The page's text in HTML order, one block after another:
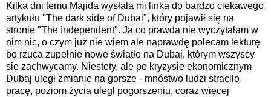
Kilka dni temu Majida wysłała mi linka do bardzo ciekawego
artykułu "The dark side of Dubai", który pojawił się na
stronie "The Independent". Ja co prawda nie wyczytałam w
nim nic, o czym już nie wiem ale naprawdę polecam lekturę
bo rzuca zupełnie nowe światło na Dubaj, którym wszyscy
się zachwycamy. Niestety, ale po kryzysie ekonomicznym
Dubaj uległ zmianie na gorsze - mnóstwo ludzi straciło
pracę, poziom życia uległ pogorszeniu, coraz więcej